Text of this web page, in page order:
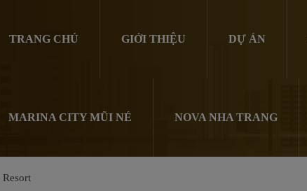
TRANG CHỦ GIỚI THIỆU DỰ ÁN
MARINA CITY MŨI NÉ NOVA NHA TRANG